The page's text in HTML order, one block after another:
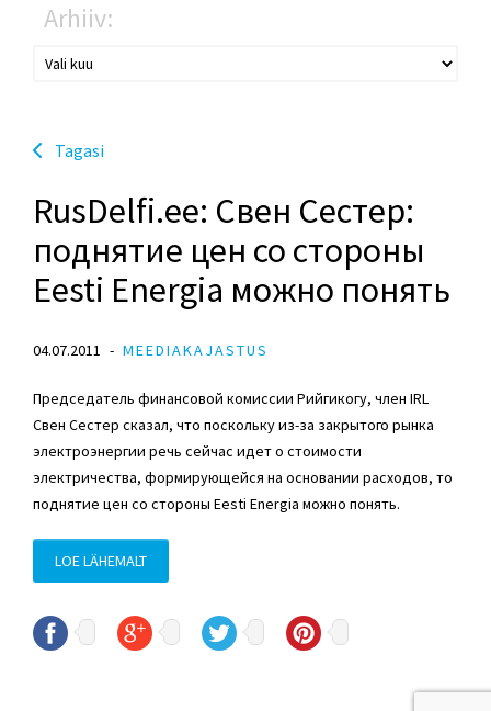
Arhiiv:
Tagasi
RusDelfi.ee: Свен Сестер:
поднятие цен со стороны
Eesti Energia можно понять
04.07.2011 MEEDIAKAJASTUS
Председатель финансовой комиссии Рийгикогу, член IRL
Свен Сестер сказал, что поскольку из-за закрытого рынка
электроэнергии речь сейчас идет о стоимости
электричества, формирующейся на основании расходов, то
поднятие цен со стороны Eesti Energia можно понять.
LOE LÄHEMALT